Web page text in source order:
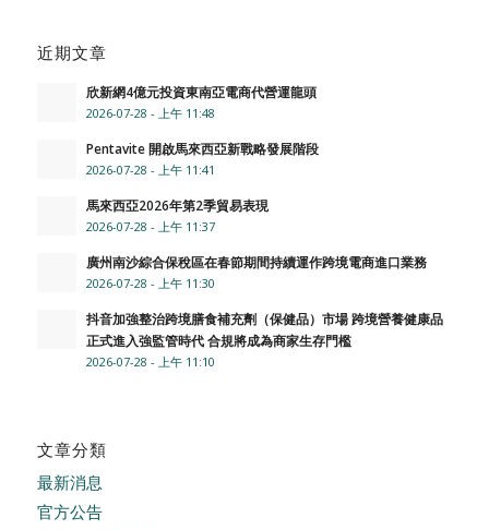
近期文章
欣新網4億元投資東南亞電商代營運龍頭
2026-07-28 - 上午 11:48
Pentavite 開啟馬來西亞新戰略發展階段
2026-07-28 - 上午 11:41
馬來西亞2026年第2季貿易表現
2026-07-28 - 上午 11:37
廣州南沙綜合保稅區在春節期間持續運作跨境電商進口業務
2026-07-28 - 上午 11:30
抖音加強整治跨境膳食補充劑（保健品）市場 跨境營養健康品
正式進入強監管時代 合規將成為商家生存門檻
2026-07-28 - 上午 11:10
文章分類
最新消息
官方公告